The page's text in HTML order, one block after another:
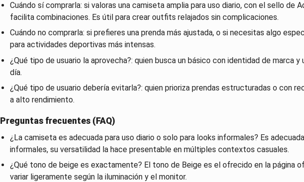
Cuándo sí comprarla: si valoras una camiseta amplia para uso diario, con el sello de
facilita combinaciones. Es útil para crear outfits relajados sin complicaciones.
Cuándo no comprarla: si prefieres una prenda más ajustada, o si necesitas algo
para actividades deportivas más intensas.
¿Qué tipo de usuario la aprovecha?: quien busca un básico con identidad de marca
día.
¿Qué tipo de usuario debería evitarla?: quien prioriza prendas estructuradas o con
a alto rendimiento.
Preguntas frecuentes (FAQ)
¿La camiseta es adecuada para uso diario o solo para looks informales? Es
informales, su versatilidad la hace presentable en múltiples contextos casuales.
¿Qué tono de beige es exactamente? El tono de Beige es el ofrecido en la página
variar ligeramente según la iluminación y el monitor.